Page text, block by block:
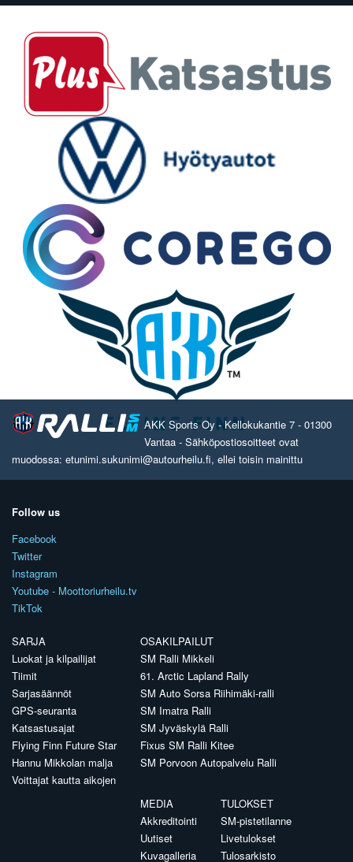
AKK Sports Oy - Kellokukantie 7 - 01300
Vantaa - Sähköpostiosoitteet ovat
muodossa: etunimi.sukunimi@autourheilu.fi, ellei toisin mainittu
Follow us
Facebook
Twitter
Instagram
Youtube - Moottoriurheilu.tv
TikTok
SARJA
Luokat ja kilpailijat
Tiimit
Sarjasäännöt
GPS-seuranta
Katsastusajat
Flying Finn Future Star
Hannu Mikkolan malja
Voittajat kautta aikojen
OSAKILPAILUT
SM Ralli Mikkeli
61. Arctic Lapland Rally
SM Auto Sorsa Riihimäki-ralli
SM Imatra Ralli
SM Jyväskylä Ralli
Fixus SM Ralli Kitee
SM Porvoon Autopalvelu Ralli
MEDIA
Akkreditointi
Uutiset
Kuvagalleria
TULOKSET
SM-pistetilanne
Livetulokset
Tulosarkisto